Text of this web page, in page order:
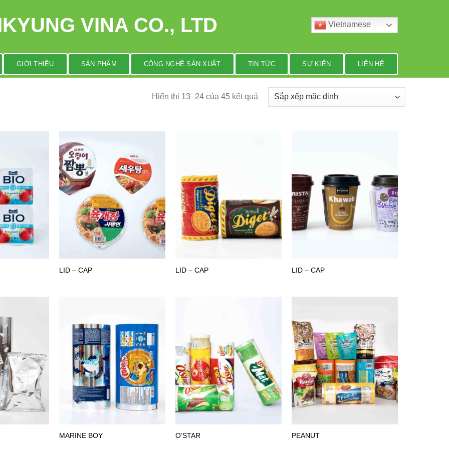
VINA CO., LTD Vietnamese
GIỚI THIỆU SẢN PHẨM CÔNG NGHỆ SẢN XUẤT TIN TỨC SỰ KIỆN LIÊN HỆ
Hiển thị 13–24 của 45 kết quả
LID – CAP LID – CAP LID – CAP
MARINE BOY O’STAR PEANUT